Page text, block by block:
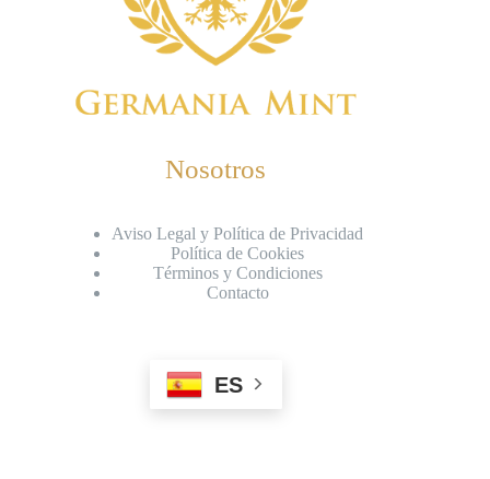
Nosotros
Aviso Legal y Política de Privacidad
Política de Cookies
Términos y Condiciones
Contacto
ES